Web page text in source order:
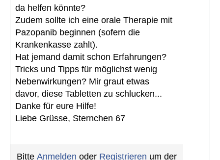
da helfen könnte?
Zudem sollte ich eine orale Therapie mit
Pazopanib beginnen (sofern die
Krankenkasse zahlt).
Hat jemand damit schon Erfahrungen?
Tricks und Tipps für möglichst wenig
Nebenwirkungen? Mir graut etwas
davor, diese Tabletten zu schlucken...
Danke für eure Hilfe!
Liebe Grüsse, Sternchen 67
Bitte Anmelden oder Registrieren um der